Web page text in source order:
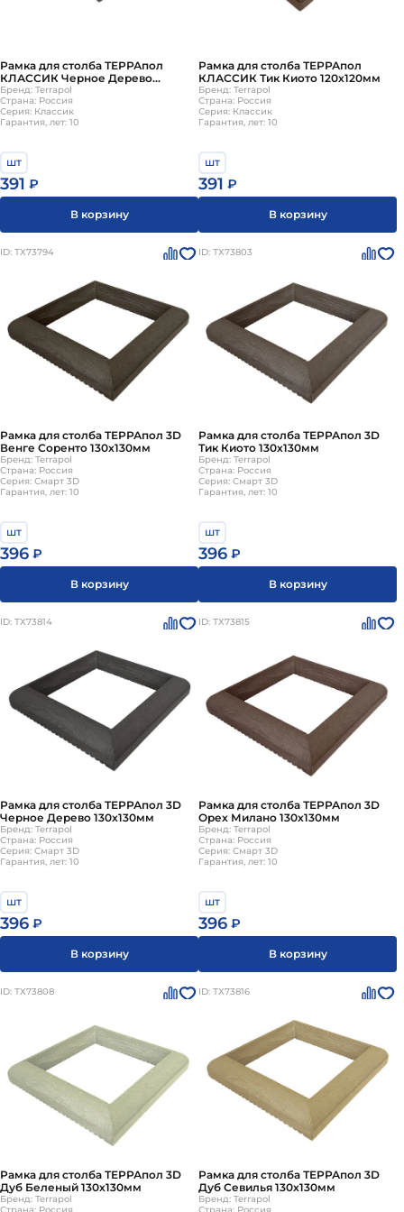
Рамка для столба ТЕРРАпол
КЛАССИК Черное Дерево
120х120мм
Бренд: Terrapol
Страна: Россия
Серия: Классик
Гарантия, лет: 10
шт
391 ₽
В корзину
Рамка для столба ТЕРРАпол
КЛАССИК Тик Киото 120х120мм
Бренд: Terrapol
Страна: Россия
Серия: Классик
Гарантия, лет: 10
шт
391 ₽
В корзину
ID: ТХ73794
Рамка для столба ТЕРРАпол 3D
Венге Соренто 130х130мм
Бренд: Terrapol
Страна: Россия
Серия: Смарт 3D
Гарантия, лет: 10
шт
396 ₽
В корзину
ID: ТХ73803
Рамка для столба ТЕРРАпол 3D
Тик Киото 130х130мм
Бренд: Terrapol
Страна: Россия
Серия: Смарт 3D
Гарантия, лет: 10
шт
396 ₽
В корзину
ID: ТХ73814
Рамка для столба ТЕРРАпол 3D
Черное Дерево 130х130мм
Бренд: Terrapol
Страна: Россия
Серия: Смарт 3D
Гарантия, лет: 10
шт
396 ₽
В корзину
ID: ТХ73815
Рамка для столба ТЕРРАпол 3D
Орех Милано 130х130мм
Бренд: Terrapol
Страна: Россия
Серия: Смарт 3D
Гарантия, лет: 10
шт
396 ₽
В корзину
ID: ТХ73808
Рамка для столба ТЕРРАпол 3D
Дуб Беленый 130х130мм
Бренд: Terrapol
Страна: Россия
ID: ТХ73816
Рамка для столба ТЕРРАпол 3D
Дуб Севилья 130х130мм
Бренд: Terrapol
Страна: Россия